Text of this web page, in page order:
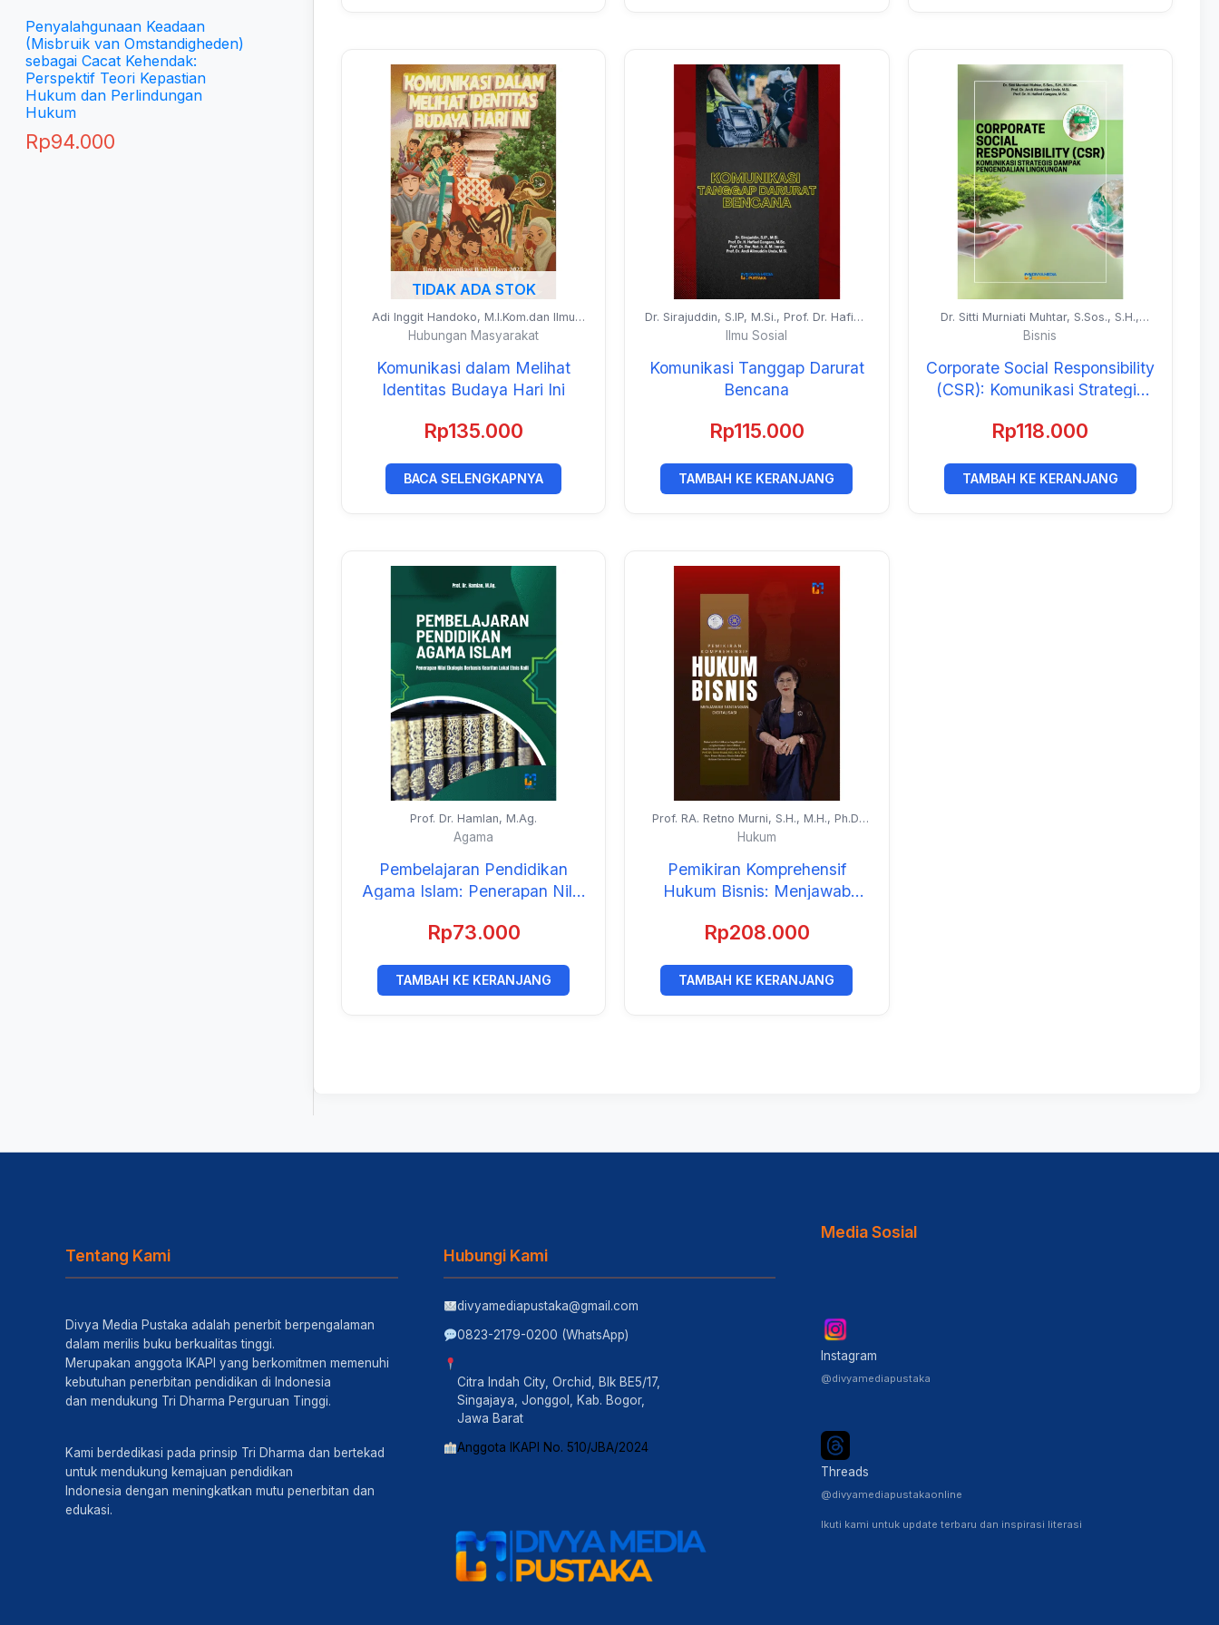
Penyalahgunaan Keadaan
(Misbruik van Omstandigheden)
sebagai Cacat Kehendak:
Perspektif Teori Kepastian
Hukum dan Perlindungan
Hukum
Rp94.000
TIDAK ADA STOK
Adi Inggit Handoko, M.I.Kom.dan Ilmu
Komunikasi B Indralaya 2023
Hubungan Masyarakat
Komunikasi dalam Melihat
Identitas Budaya Hari Ini
Rp135.000
BACA SELENGKAPNYA
Dr. Sirajuddin, S.IP, M.Si., Prof. Dr. Hafied
Cangara, M.Sc., Prof. Dr. Rer. Nat. Ir. A.
Unde, M.Si.
Ilmu Sosial
Komunikasi Tanggap Darurat
Bencana
Rp115.000
TAMBAH KE KERANJANG
Dr. Sitti Murniati Muhtar, S.Sos., S.H.,
M.I.Kom., Prof. Dr. Andi Alimuddin Unde,
M.Sc.
Bisnis
Corporate Social Responsibility
(CSR): Komunikasi Strategis
Lingkungan
Rp118.000
TAMBAH KE KERANJANG
Prof. Dr. Hamlan, M.Ag.
Agama
Pembelajaran Pendidikan
Agama Islam: Penerapan Nilai
Kaili
Rp73.000
TAMBAH KE KERANJANG
Prof. RA. Retno Murni, S.H., M.H., Ph.D.
dan Para Kolega
Hukum
Pemikiran Komprehensif
Hukum Bisnis: Menjawab
Rp208.000
TAMBAH KE KERANJANG
Tentang Kami
Divya Media Pustaka adalah penerbit berpengalaman
dalam merilis buku berkualitas tinggi.
Merupakan anggota IKAPI yang berkomitmen memenuhi
kebutuhan penerbitan pendidikan di Indonesia
dan mendukung Tri Dharma Perguruan Tinggi.
Kami berdedikasi pada prinsip Tri Dharma dan bertekad
untuk mendukung kemajuan pendidikan
Indonesia dengan meningkatkan mutu penerbitan dan
edukasi.
Hubungi Kami
divyamediapustaka@gmail.com
0823-2179-0200 (WhatsApp)
Citra Indah City, Orchid, Blk BE5/17,
Singajaya, Jonggol, Kab. Bogor,
Jawa Barat
Anggota IKAPI No. 510/JBA/2024
Media Sosial
Instagram
@divyamediapustaka
Threads
@divyamediapustakaonline
Ikuti kami untuk update terbaru dan inspirasi literasi